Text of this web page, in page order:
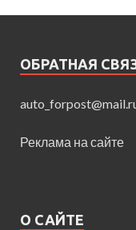
ОБРАТНАЯ
Реклама на сайте
О САЙТЕ